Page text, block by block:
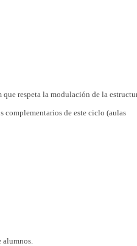
respeta la modulación de la
de este ciclo (aulas